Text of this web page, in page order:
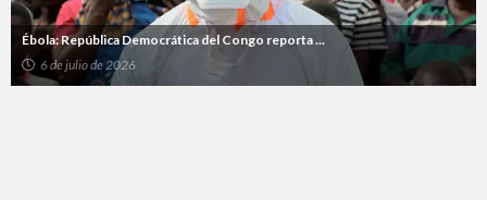
Ébola: República Democrática del Congo reporta ...
6 de julio de 2026